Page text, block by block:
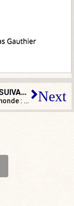
ARTICLE SUIVANT
Coupe du monde : et la France a vaincu ! Next